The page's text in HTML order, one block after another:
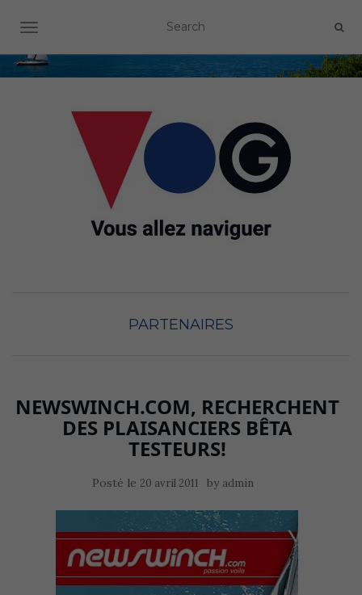
OUVRIR/FERMER LA NAVIGATION
PARTENAIRES
NEWSWINCH.COM, RECHERCHENT
DES PLAISANCIERS BÊTA
TESTEURS!
Posté le 20 avril 2011 by admin